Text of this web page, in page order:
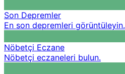
Son Depremler
En son depremleri görüntüleyin.
Nöbetçi Eczane
Nöbetçi eczaneleri bulun.